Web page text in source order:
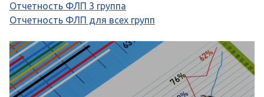
Отчетность ФЛП 3 группа
Отчетность ФЛП для всех групп